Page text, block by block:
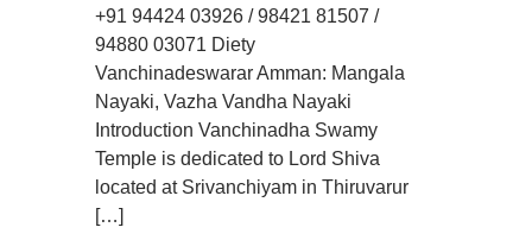
+91 94424 03926 / 98421 81507 /
94880 03071 Diety
Vanchinadeswarar Amman: Mangala
Nayaki, Vazha Vandha Nayaki
Introduction Vanchinadha Swamy
Temple is dedicated to Lord Shiva
located at Srivanchiyam in Thiruvarur
[…]